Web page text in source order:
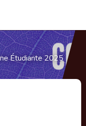
Étudiante 2025